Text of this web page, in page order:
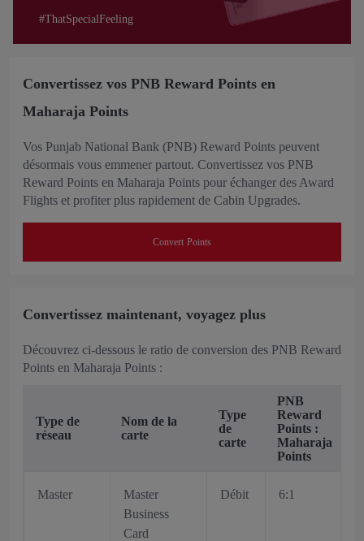
#ThatSpecialFeeling
Convertissez vos PNB Reward Points en
Maharaja Points
Vos Punjab National Bank (PNB) Reward Points peuvent
désormais vous emmener partout. Convertissez vos PNB
Reward Points en Maharaja Points pour échanger des Award
Flights et profiter plus rapidement de Cabin Upgrades.
Convert Points
Convertissez maintenant, voyagez plus
Découvrez ci-dessous le ratio de conversion des PNB Reward
Points en Maharaja Points :
Type de
réseau
Nom de la
carte
Type
de
carte
PNB
Reward
Points :
Maharaja
Points
Master
Master
Business
Card
Débit 6:1